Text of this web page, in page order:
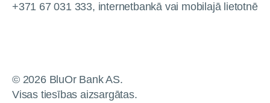
+371 67 031 333, internetbankā vai mobilajā lietotnē
© 2026 BluOr Bank AS.
Visas tiesības aizsargātas.